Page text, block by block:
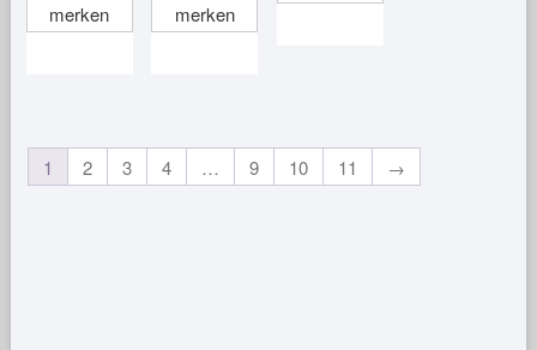
merken merken
1 2 3 4 … 9 10 11 →